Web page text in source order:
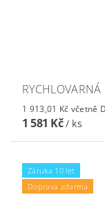
1 913,01 Kč
1 581 Kč/ ks
Záruka 10 let
Doprava zdarma